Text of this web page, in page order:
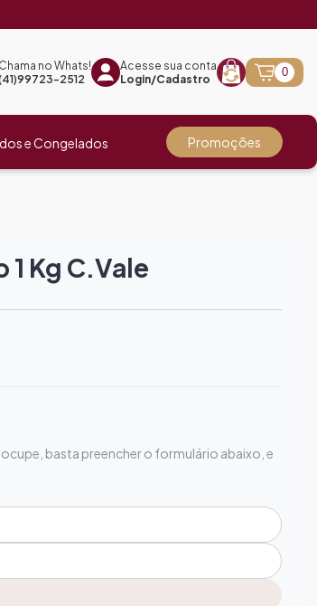
Chama no Whats!
2512
Acesse sua conta
Login/Cadastro
0
e Congelados Promoções
1 Kg C.vale
basta preencher o formulário abaixo, e